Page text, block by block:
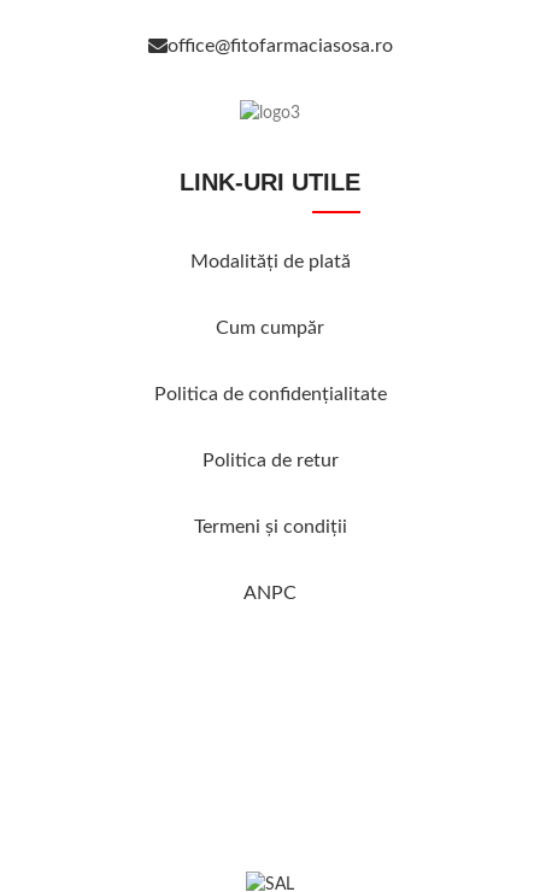
office@fitofarmaciasosa.ro
LINK-URI UTILE
Modalităţi de plată
Cum cumpăr
Politica de confidenţialitate
Politica de retur
Termeni şi condiţii
ANPC